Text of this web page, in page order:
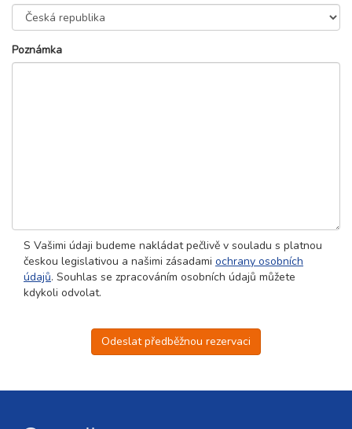
Poznámka
S Vašimi údaji budeme nakládat pečlivě v souladu s platnou
českou legislativou a našimi zásadami ochrany osobních
údajů. Souhlas se zpracováním osobních údajů můžete
kdykoli odvolat.
Odeslat předběžnou rezervaci